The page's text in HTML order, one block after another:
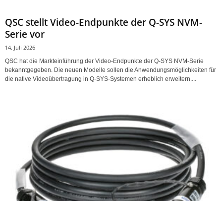
QSC stellt Video-Endpunkte der Q-SYS NVM-
Serie vor
14. Juli 2026
QSC hat die Markteinführung der Video-Endpunkte der Q-SYS NVM-Serie
bekanntgegeben. Die neuen Modelle sollen die Anwendungsmöglichkeiten für
die native Videoübertragung in Q-SYS-Systemen erheblich erweitern....